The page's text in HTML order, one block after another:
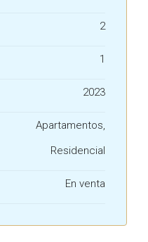
2
1
2023
Apartamentos,
Residencial
En venta